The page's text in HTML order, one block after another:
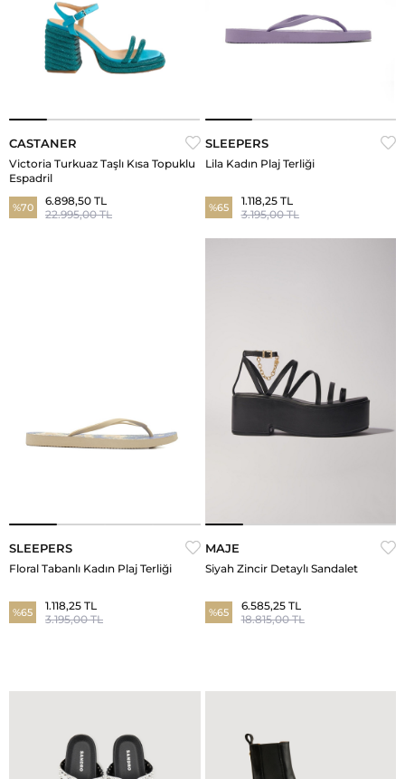
CASTANER
Victoria Turkuaz Taşlı Kısa Topuklu
Espadril
%70
6.898,50 TL
22.995,00 TL
SLEEPERS
Lila Kadın Plaj Terliği
%65
1.118,25 TL
3.195,00 TL
SLEEPERS
Floral Tabanlı Kadın Plaj Terliği
%65
1.118,25 TL
3.195,00 TL
MAJE
Siyah Zincir Detaylı Sandalet
%65
6.585,25 TL
18.815,00 TL